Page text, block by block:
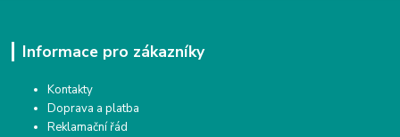
Informace pro zákazníky
Kontakty
Doprava a platba
Reklamační řád